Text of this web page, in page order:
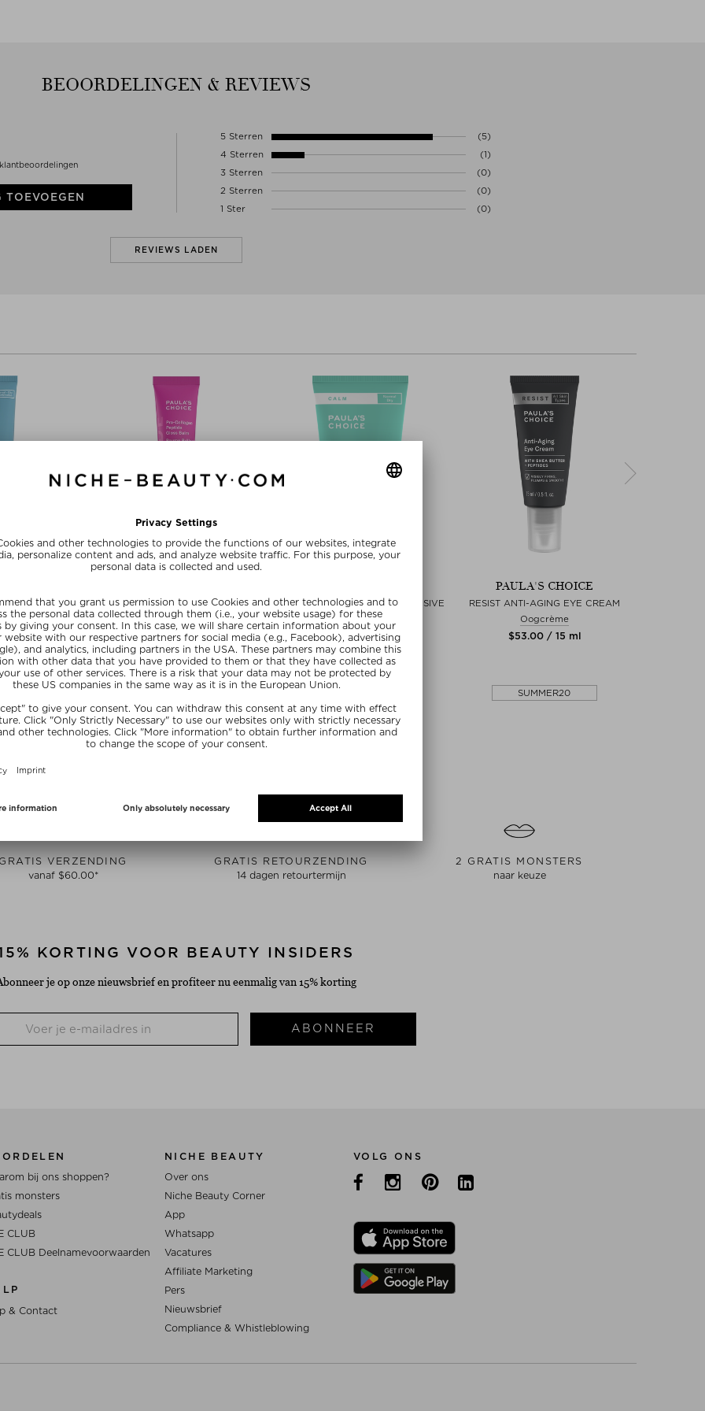
BEOORDELINGEN & REVIEWS
TOEVOEGEN
5 Sterren
(5)
4 Sterren
(1)
3 Sterren
(0)
2 Sterren
(0)
1 Ster
(0)
REVIEWS LADEN
DAILY
SPF 50
- gezicht
ml
+ meer
PRO-COLLAGEN PEPTIDE GLOSS
BALM
Lippenbalsem
$‌36.00 / 15 ml
SUMMER20
CALM RESCUE & REPAIR INTENSIVE
MOISTURIZER
Nachtcrème
$‌48.00 / 60 ml
Exclusief
PAULA'S CHOICE
RESIST ANTI-AGING EYE CREAM
Oogcrème
$‌53.00 / 15 ml
SUMMER20
GRATIS VERZENDING
vanaf $‌60.00*
GRATIS RETOURZENDING
14 dagen retourtermijn
2 GRATIS MONSTERS
naar keuze
KORTING VOOR BEAUTY INSIDERS
je op onze nieuwsbrief en profiteer nu eenmalig van 15% korting
ABONNEER
bij ons shoppen?
monsters
CLUB
CLUB Deelnamevoorwaarden
& Contact
NICHE BEAUTY
Over ons
Niche Beauty Corner
App
Whatsapp
Vacatures
Affiliate Marketing
Pers
Nieuwsbrief
Compliance & Whistleblowing
VOLG ONS